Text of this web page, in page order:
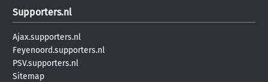
Supporters.nl
Ajax.supporters.nl
Feyenoord.supporters.nl
PSV.supporters.nl
Sitemap